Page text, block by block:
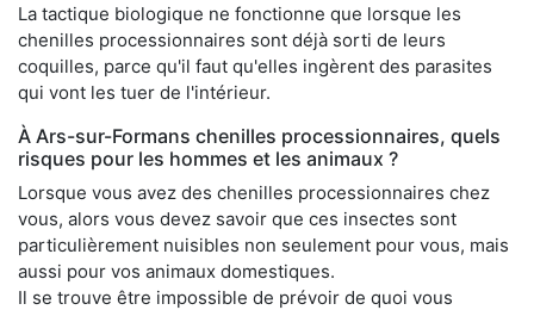
La tactique biologique ne fonctionne que lorsque les
chenilles processionnaires sont déjà sorti de leurs
coquilles, parce qu'il faut qu'elles ingèrent des parasites
qui vont les tuer de l'intérieur.
À Ars-sur-Formans chenilles processionnaires, quels
risques pour les hommes et les animaux ?
Lorsque vous avez des chenilles processionnaires chez
vous, alors vous devez savoir que ces insectes sont
particulièrement nuisibles non seulement pour vous, mais
aussi pour vos animaux domestiques.
Il se trouve être impossible de prévoir de quoi vous